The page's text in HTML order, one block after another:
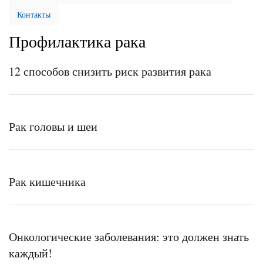
Контакты
Профилактика рака
12 способов снизить риск развития рака
Рак головы и шеи
Рак кишечника
Онкологические заболевания: это должен знать
каждый!